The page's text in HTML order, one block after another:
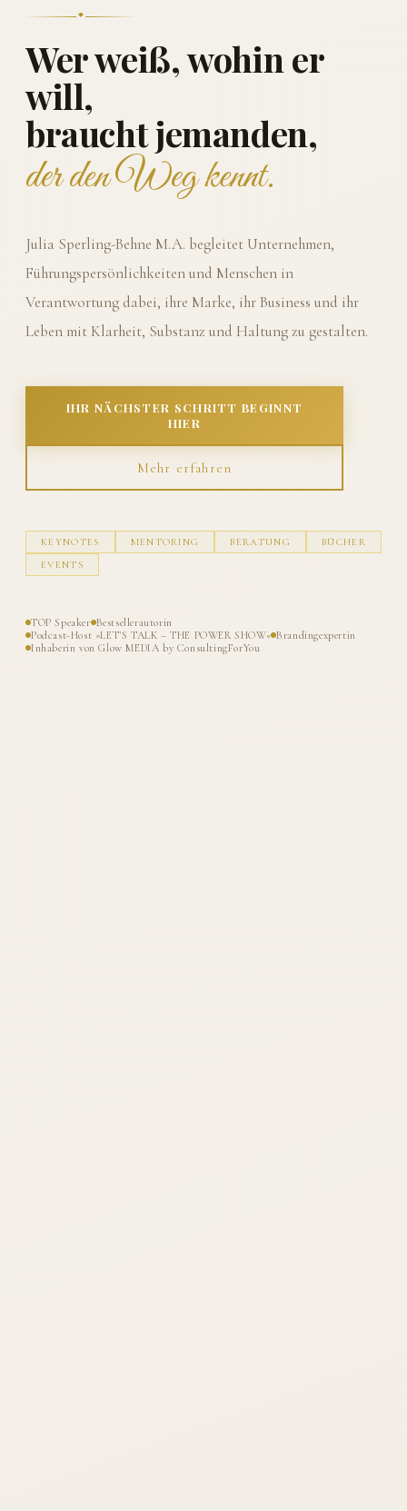
Wer weiß, wohin er
will,
braucht jemanden,
der den Weg kennt.
Julia Sperling-Behne M.A. begleitet Unternehmen,
Führungspersönlichkeiten und Menschen in
Verantwortung dabei, ihre Marke, ihr Business und ihr
Leben mit Klarheit, Substanz und Haltung zu gestalten.
IHR NÄCHSTER SCHRITT BEGINNT
HIER
Mehr erfahren
KEYNOTES MENTORING BERATUNG
BÜCHER
EVENTS
TOP Speaker Bestsellerautorin
Podcast-Host »LET'S TALK – THE POWER SHOW« Brandingexpertin
Inhaberin von Glow MEDIA by ConsultingForYou